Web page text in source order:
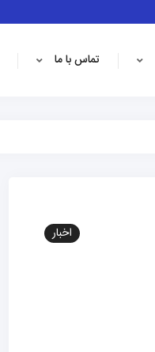
تماس با ما
اخبار